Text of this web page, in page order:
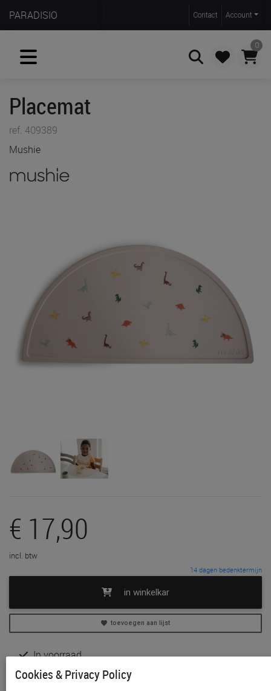
PARADISIO Contact Account
0
Placemat
ref. 409389
Mushie
€ 17,90
incl. btw
14 dagen bedenktermijn
in winkelkar
toevoegen aan lijst
In voorraad
Gratis (en direct) af te halen in onze
Gent, Sint-Niklaas en Waregem
Cookies & Privacy Policy